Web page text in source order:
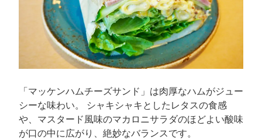
「マッケンハムチーズサンド」は肉厚なハムがジュー
シーな味わい。 シャキシャキとしたレタスの食感
や、マスタード風味のマカロニサラダのほどよい酸味
が口の中に広がり、絶妙なバランスです。